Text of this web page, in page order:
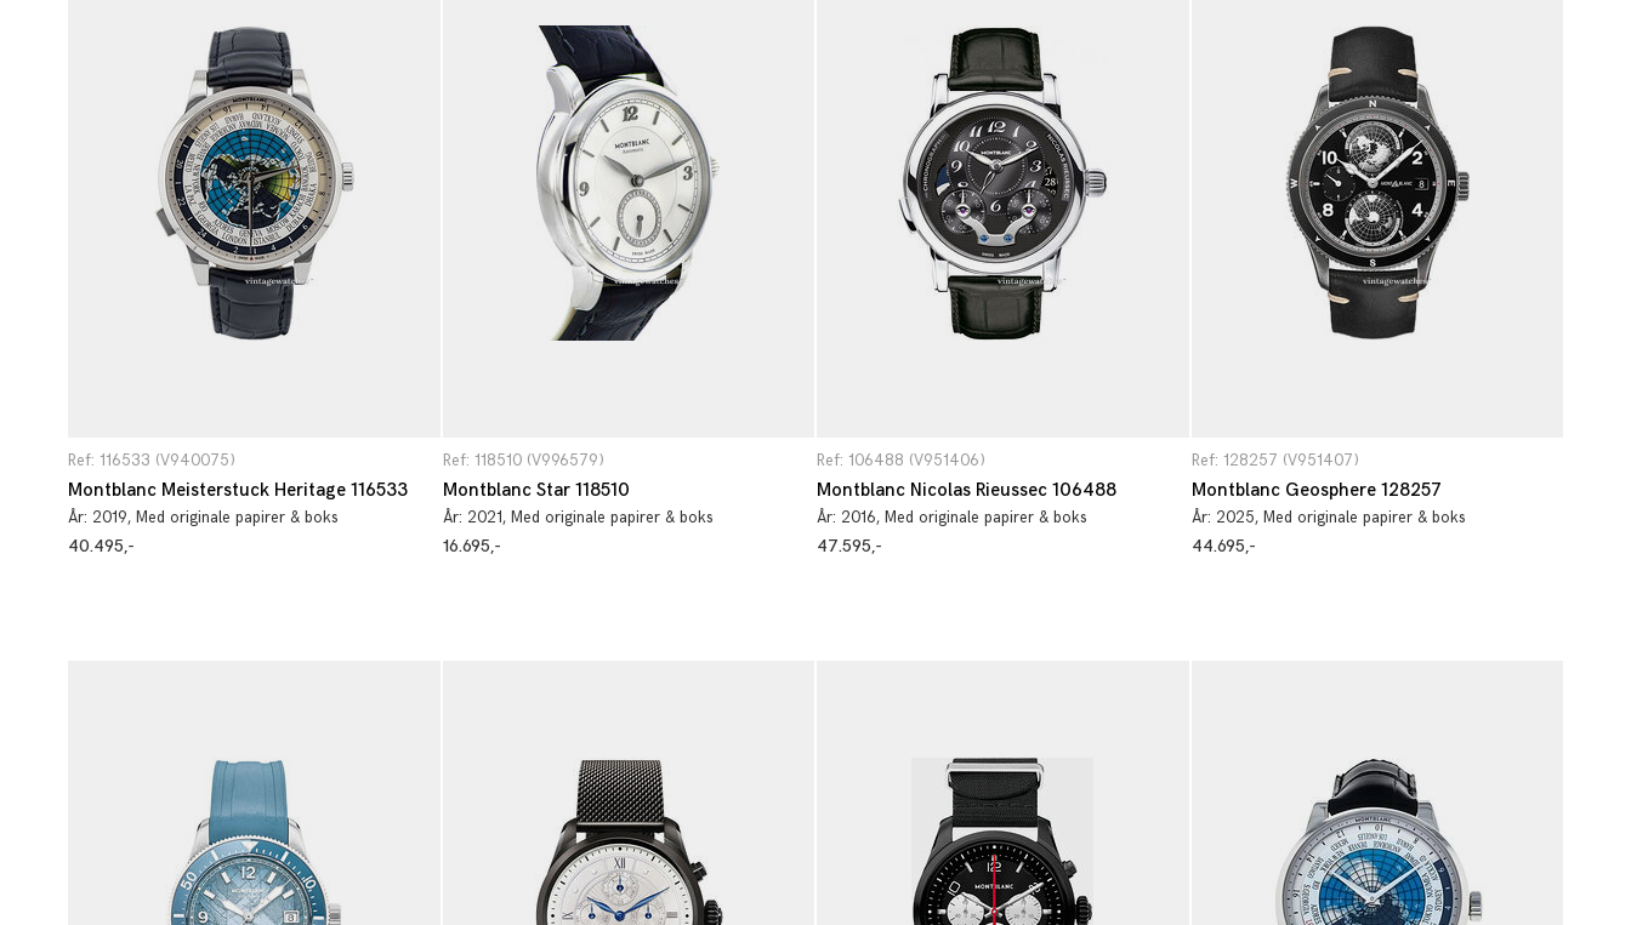
Ref: 116533 (V940075)
Montblanc Meisterstuck Heritage 116533
År: 2019, Med originale papirer & boks
40.495,-
Ref: 118510 (V996579)
Montblanc Star 118510
År: 2021, Med originale papirer & boks
16.695,-
Ref: 106488 (V951406)
Montblanc Nicolas Rieussec 106488
År: 2016, Med originale papirer & boks
47.595,-
Ref: 128257 (V951407)
Montblanc Geosphere 128257
År: 2025, Med originale papirer & boks
44.695,-